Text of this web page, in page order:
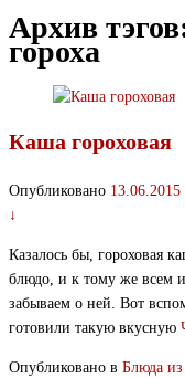
Архив
гороха
Каша гороховая
Опубликовано 13.06.2015
↓
Казалось бы, гороховая
блюдо, и к тому же всем
забываем о ней. Вот
готовили такую вкусную
Опубликовано в Блюда